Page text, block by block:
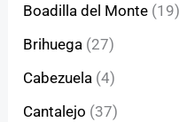
Boadilla del Monte (19)
Brihuega (27)
Cabezuela (4)
Cantalejo (37)